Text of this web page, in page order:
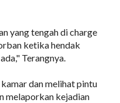
yang tengah di charge
ketika hendak
Terangnya.
dan melihat pintu
melaporkan kejadian